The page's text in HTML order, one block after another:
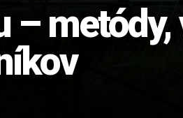
– metódy,